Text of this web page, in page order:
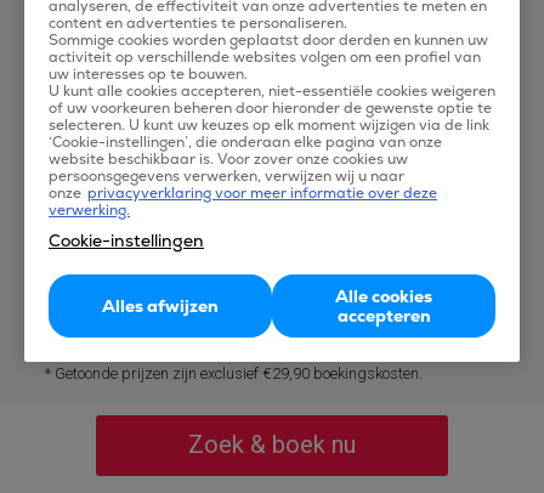
Charleroi €40
Amsterdam Schiphol €95
Brussel International
Dusseldorf €111
* Getoonde prijzen zijn exclusief €29,90 boekingskosten.
Zoek & boek nu
analyseren, de effectiviteit van onze advertenties te meten en
content en advertenties te personaliseren.
Sommige cookies worden geplaatst door derden en kunnen uw
activiteit op verschillende websites volgen om een profiel van
uw interesses op te bouwen.
U kunt alle cookies accepteren, niet-essentiële cookies weigeren
of uw voorkeuren beheren door hieronder de gewenste optie te
selecteren. U kunt uw keuzes op elk moment wijzigen via de link
‘Cookie-instellingen’, die onderaan elke pagina van onze
website beschikbaar is. Voor zover onze cookies uw
persoonsgegevens verwerken, verwijzen wij u naar
onze privacyverklaring voor meer informatie over deze
verwerking.
Cookie-instellingen
Alles afwijzen
Alle cookies
accepteren